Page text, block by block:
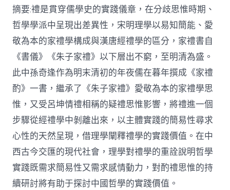
空
間】
從
簡
化
禮
制
到
道
理
天
然：
孫
奇
逢
酌
禮
思
摘要:禮是貫穿儒學史的實踐儀章，在分歧思惟時期、
哲學學派中呈現出差異性，宋明理學以易知簡能、愛
敬為本的家禮學構成與漢唐經禮學的區分，家禮書自
《書儀》《朱子家禮》以下層出不窮，至明清為盛。
此中孫奇逢作為明末清初的年夜儒在暮年撰成《家禮
酌》一書，繼承了《朱子家禮》愛敬為本的家禮學思
惟，又受呂坤情禮相稱的疑禮思惟影響，將禮進一個
步驟從經禮學中剝離出來，以主體實踐的簡易性尋求
心性的天然呈現，借理學闡釋禮學的實踐價值。在中
西古今交匯的現代社會，理學對禮學的重詮說明哲學
實踐既需求簡易性又需求感情動力，對酌禮思惟的持
續研討將有助于探討中國哲學的實踐價值。